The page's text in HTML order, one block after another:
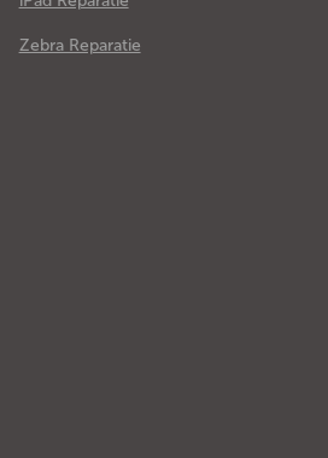
Zebra Reparatie